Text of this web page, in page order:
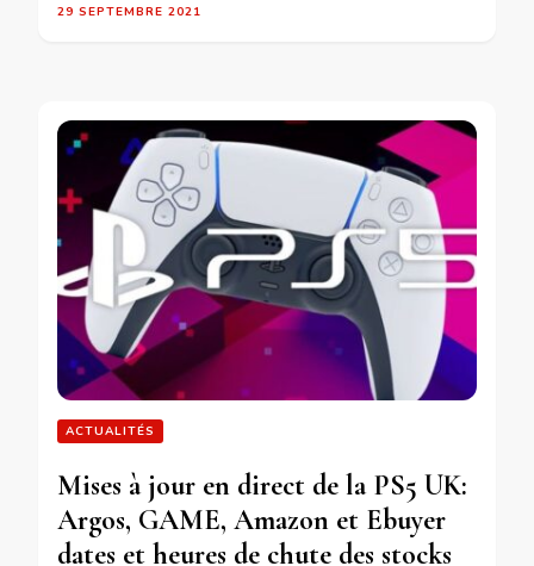
29 SEPTEMBRE 2021
ACTUALITÉS
Mises à jour en direct de la PS5 UK:
Argos, GAME, Amazon et Ebuyer
dates et heures de chute des stocks